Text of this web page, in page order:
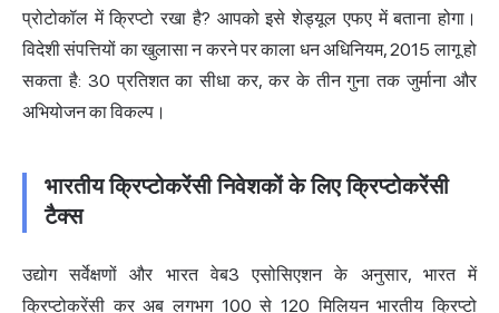
प्रोटोकॉल में क्रिप्टो रखा है? आपको इसे शेड्यूल एफए में बताना होगा।
विदेशी संपत्तियों का खुलासा न करने पर काला धन अधिनियम, 2015 लागू हो
सकता है: 30 प्रतिशत का सीधा कर, कर के तीन गुना तक जुर्माना और
अभियोजन का विकल्प।
भारतीय क्रिप्टोकरेंसी निवेशकों के लिए क्रिप्टोकरेंसी
टैक्स
उद्योग सर्वेक्षणों और भारत वेब3 एसोसिएशन के अनुसार, भारत में
क्रिप्टोकरेंसी कर अब लगभग 100 से 120 मिलियन भारतीय क्रिप्टो